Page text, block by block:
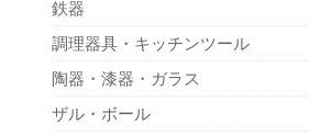
鉄器
調理器具・キッチンツール
陶器・漆器・ガラス
ザル・ボール